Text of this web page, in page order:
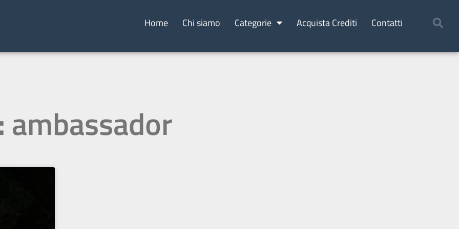
Home Chi siamo Categorie Acquista Crediti Contatti
ambassador